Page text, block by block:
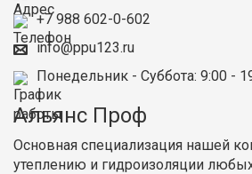
+7 988 602-0-602
info@ppu123.ru
Понедельник - Суббота: 9:00 -
Альянс Проф
Основная специализация нашей
утеплению и гидроизоляции